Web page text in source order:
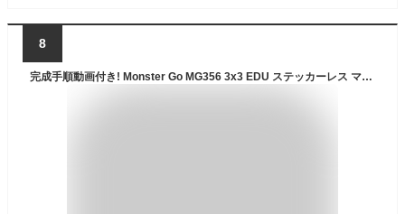
8
完成手順動画付き! Monster Go MG356 3x3 EDU ステッカーレス マジックキューブ モンスターゴー ステッカーレス スピードキューブ ミニキューブ ルービックキューブ ガンキューブ